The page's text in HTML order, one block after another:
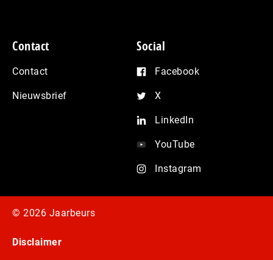
Contact
Contact
Nieuwsbrief
Social
Facebook
X
LinkedIn
YouTube
Instagram
© 2026 Jaarbeurs
Disclaimer